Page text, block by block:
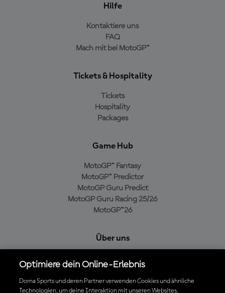
Hilfe
Kontaktiere uns
FAQ
Mach mit bei MotoGP™
Tickets & Hospitality
Tickets
Hospitality
Packages
Game Hub
MotoGP™ Fantasy
MotoGP™ Predictor
MotoGP Guru Predict
MotoGP Guru Racing 25/26
MotoGP™26
Über uns
Cookie-Richtlinien
Geschäftsbedingungen
Optimiere dein Online-Erlebnis
Dorna Sports und deren Partner verwenden Cookies und ähnliche
Technologien, um deine Interaktion mit unseren Websites,